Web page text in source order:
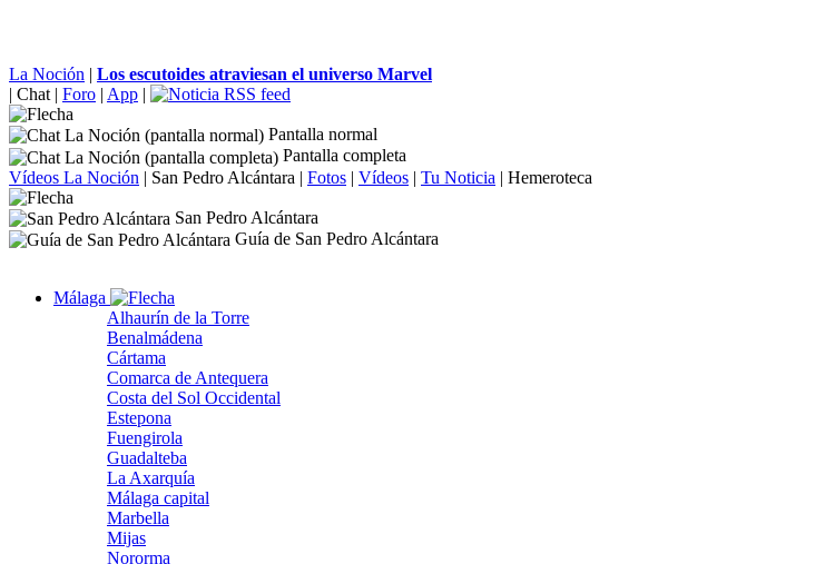
La Noción | Los escutoides atraviesan el universo Marvel
| Chat | Foro | App |
Pantalla normal
Pantalla completa
Vídeos La Noción | San Pedro Alcántara | Fotos | Vídeos | Tu Noticia | Hemeroteca
San Pedro Alcántara
Guía de San Pedro Alcántara
Málaga
Alhaurín de la Torre
Benalmádena
Cártama
Comarca de Antequera
Costa del Sol Occidental
Estepona
Fuengirola
Guadalteba
La Axarquía
Málaga capital
Marbella
Mijas
Nororma